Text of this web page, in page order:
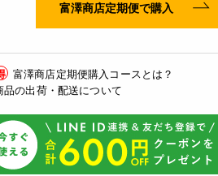
富澤商店定期便で購入
富澤商店定期便購入コースとは？
品の出荷・配送について